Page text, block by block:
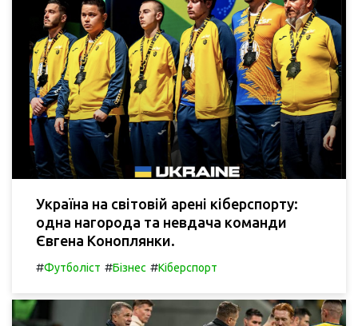
Україна на світовій арені кіберспорту:
одна нагорода та невдача команди
Євгена Коноплянки.
#Футболіст #Бізнес #Кіберспорт